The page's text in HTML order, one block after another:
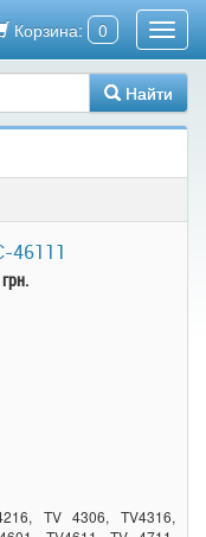
Корзина: 0
Найти
46111
TV 4306, TV4316,